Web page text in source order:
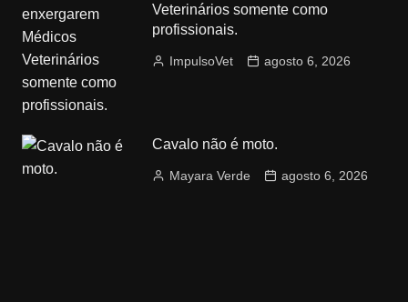
Veterinários somente como
profissionais.
ImpulsoVet agosto 6, 2026
Cavalo não é moto.
Mayara Verde agosto 6, 2026